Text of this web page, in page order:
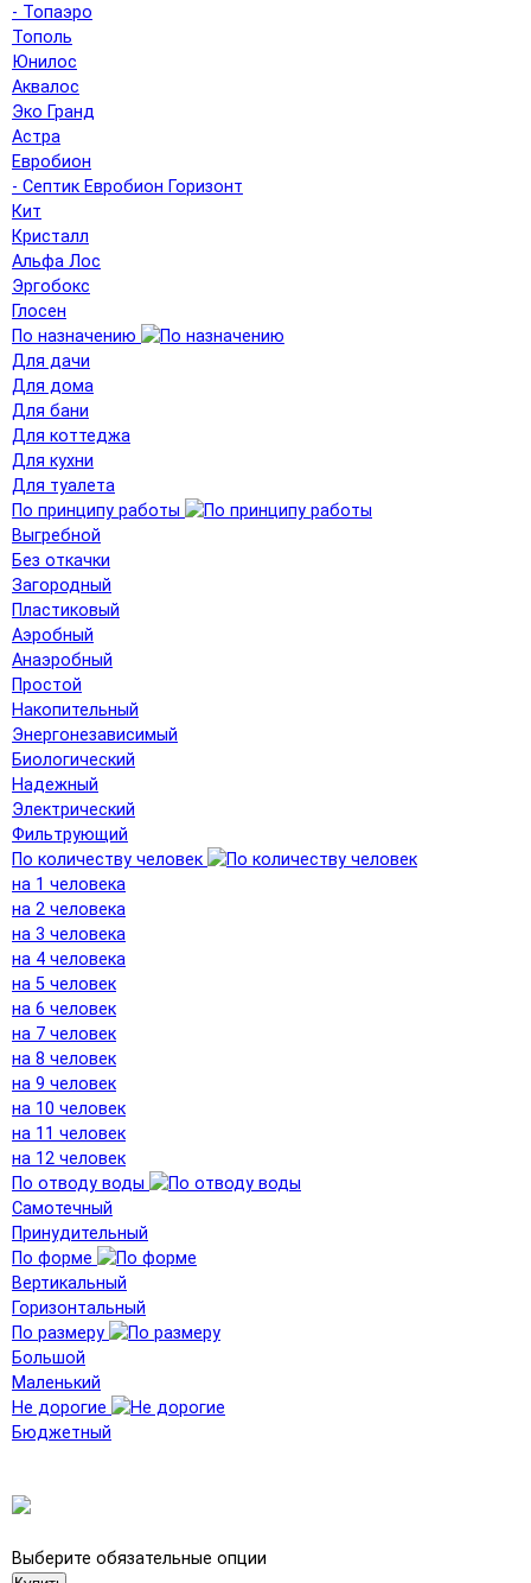
- Топаэро
Тополь
Юнилос
Аквалос
Эко Гранд
Астра
Евробион
- Септик Евробион Горизонт
Кит
Кристалл
Альфа Лос
Эргобокс
Глосен
По назначению
Для дачи
Для дома
Для бани
Для коттеджа
Для кухни
Для туалета
По принципу работы
Выгребной
Без откачки
Загородный
Пластиковый
Аэробный
Анаэробный
Простой
Накопительный
Энергонезависимый
Биологический
Надежный
Электрический
Фильтрующий
По количеству человек
на 1 человека
на 2 человека
на 3 человека
на 4 человека
на 5 человек
на 6 человек
на 7 человек
на 8 человек
на 9 человек
на 10 человек
на 11 человек
на 12 человек
По отводу воды
Самотечный
Принудительный
По форме
Вертикальный
Горизонтальный
По размеру
Большой
Маленький
Не дорогие
Бюджетный
Выберите обязательные опции